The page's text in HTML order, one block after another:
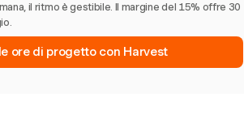
il ritmo è gestibile. Il margine del 15% offre 30
ore di progetto con Harvest